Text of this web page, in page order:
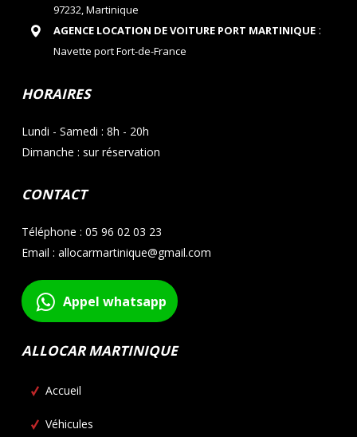
97232, Martinique
AGENCE LOCATION DE VOITURE PORT MARTINIQUE:
Navette port Fort-de-France
HORAIRES
Lundi - Samedi : 8h - 20h
Dimanche : sur réservation
CONTACT
Téléphone : 05 96 02 03 23
Email : allocarmartinique@gmail.com
Appel whatsapp
ALLOCAR MARTINIQUE
Accueil
Véhicules